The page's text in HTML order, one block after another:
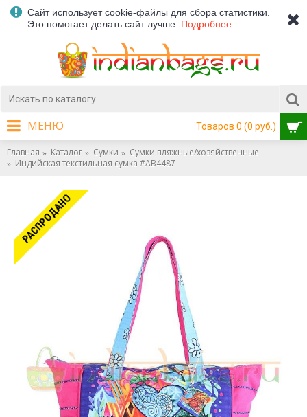
Сайт использует cookie-файлы для сбора статистики.
Это помогает делать сайт лучше. Подробнее
Товаров 0 (0 руб.)
МЕНЮ
Главная Каталог Сумки
Сумки пляжные/хозяйственные
Индийская текстильная сумка #АВ4487
РАСПРОДАНО